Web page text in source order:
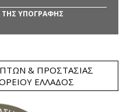
ΤΗΣ ΥΠΟΓΡΑΦΗΣ
& ΠΡΟΣΤΑΣΊΑΣ
ΕΛΛΆΔΟΣ